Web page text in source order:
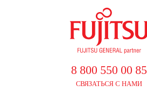
8 800 550 00 85
СВЯЗАТЬСЯ С НАМИ